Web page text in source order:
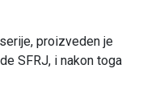
proizveden je
SFRJ, i nakon toga